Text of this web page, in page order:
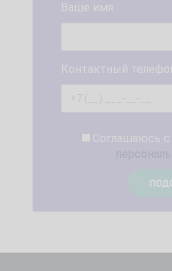
Ваше имя
Контактный
Соглашаюсь с